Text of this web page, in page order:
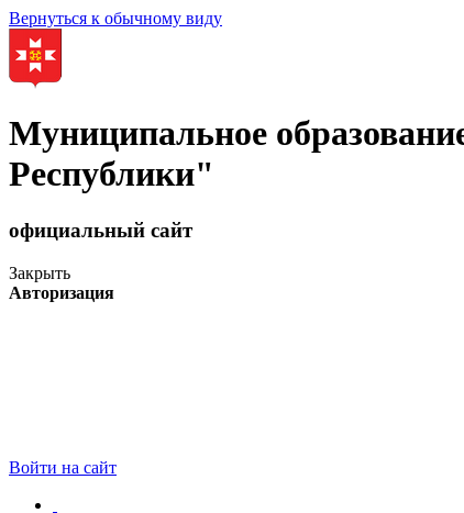
Вернуться к обычному виду
Муниципальное
Республики"
официальный сайт
Закрыть
Авторизация
Войти на сайт